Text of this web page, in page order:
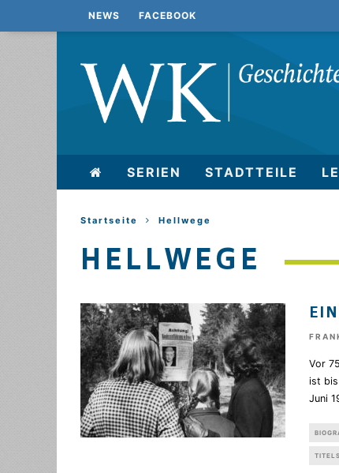
NEWS FACEBOOK
SERIEN STADTTEILE
Startseite Hellwege
HELLWEGE
Vor
ist bis
Juni